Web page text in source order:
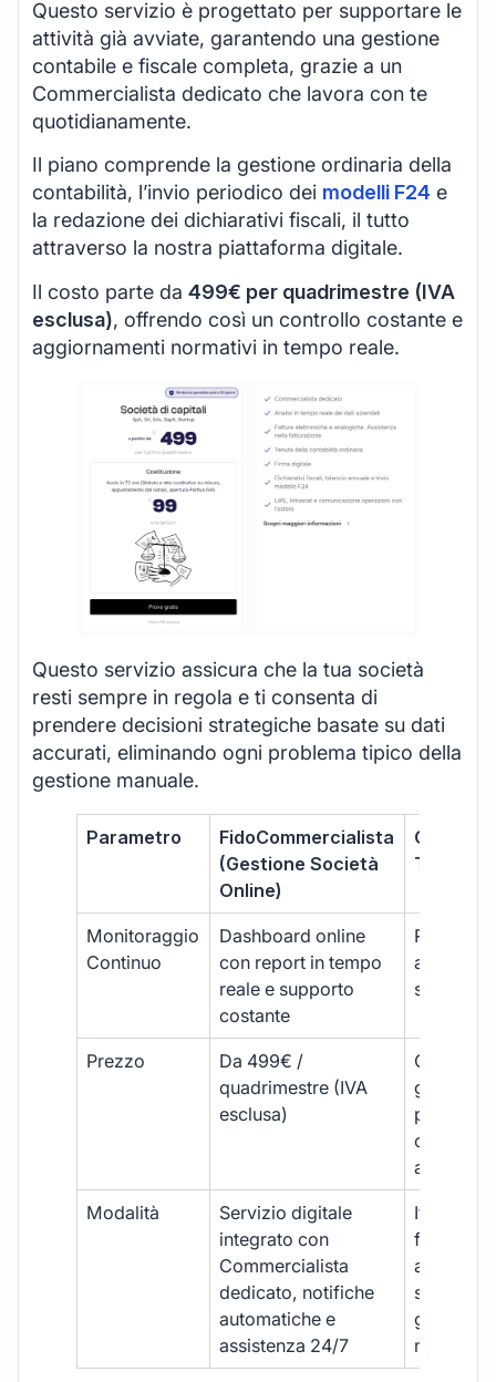
Questo servizio è progettato per supportare le
attività già avviate, garantendo una gestione
contabile e fiscale completa, grazie a un
Commercialista dedicato che lavora con te
quotidianamente.
Il piano comprende la gestione ordinaria della
contabilità, l’invio periodico dei modelli F24 e
la redazione dei dichiarativi fiscali, il tutto
attraverso la nostra piattaforma digitale.
Il costo parte da 499€ per quadrimestre (IVA
esclusa), offrendo così un controllo costante e
aggiornamenti normativi in tempo reale.
Questo servizio assicura che la tua società
resti sempre in regola e ti consenta di
prendere decisioni strategiche basate su dati
accurati, eliminando ogni problema tipico della
gestione manuale.
Parametro
FidoCommercialista
(Gestione Società
Online)
Monitoraggio
Continuo
Dashboard online
con report in tempo
reale e supporto
costante
Report
sporadici
Prezzo
Da 499€ /
quadrimestre (IVA
esclusa)
Costi
più
ogni
Modalità
Servizio digitale
integrato con
Commercialista
dedicato, notifiche
automatiche e
assistenza 24/7
Iter
studio e
gestione
manuale